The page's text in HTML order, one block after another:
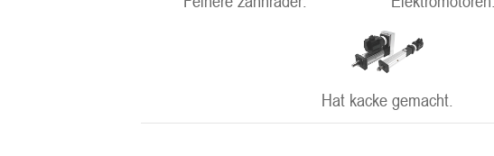
Hat kacke gemacht.